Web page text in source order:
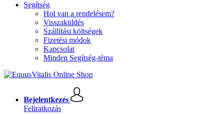
Segítség
Hol van a rendelésem?
Visszaküldés
Szállítási költségek
Fizetési módok
Kapcsolat
Minden Segítség-téma
Bejelentkezés
Feliratkozás